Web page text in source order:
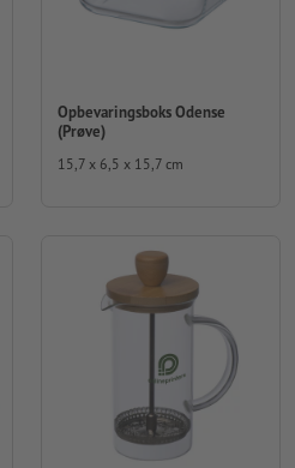
Opbevaringsboks Odense
(Prøve)
15,7 x 6,5 x 15,7 cm